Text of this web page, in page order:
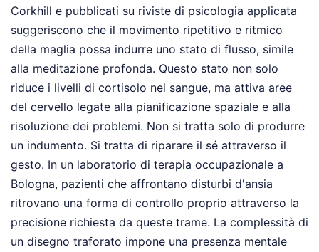
Corkhill e pubblicati su riviste di psicologia applicata
suggeriscono che il movimento ripetitivo e ritmico
della maglia possa indurre uno stato di flusso, simile
alla meditazione profonda. Questo stato non solo
riduce i livelli di cortisolo nel sangue, ma attiva aree
del cervello legate alla pianificazione spaziale e alla
risoluzione dei problemi. Non si tratta solo di produrre
un indumento. Si tratta di riparare il sé attraverso il
gesto. In un laboratorio di terapia occupazionale a
Bologna, pazienti che affrontano disturbi d'ansia
ritrovano una forma di controllo proprio attraverso la
precisione richiesta da queste trame. La complessità di
un disegno traforato impone una presenza mentale